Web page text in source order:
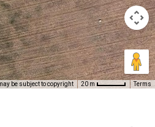
be subject to copyright 20 m Terms